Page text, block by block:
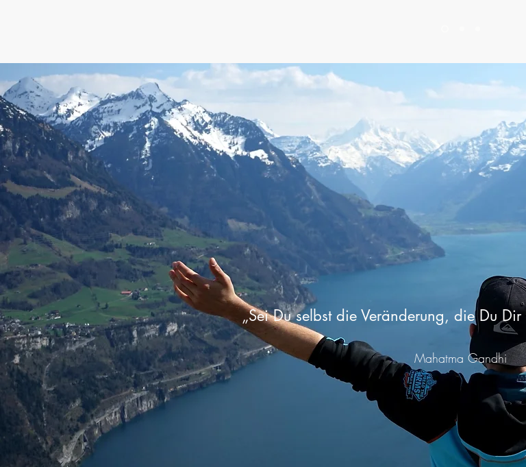
„Sei Du selbst die Veränderung, die Du
Mahatma Gandhi